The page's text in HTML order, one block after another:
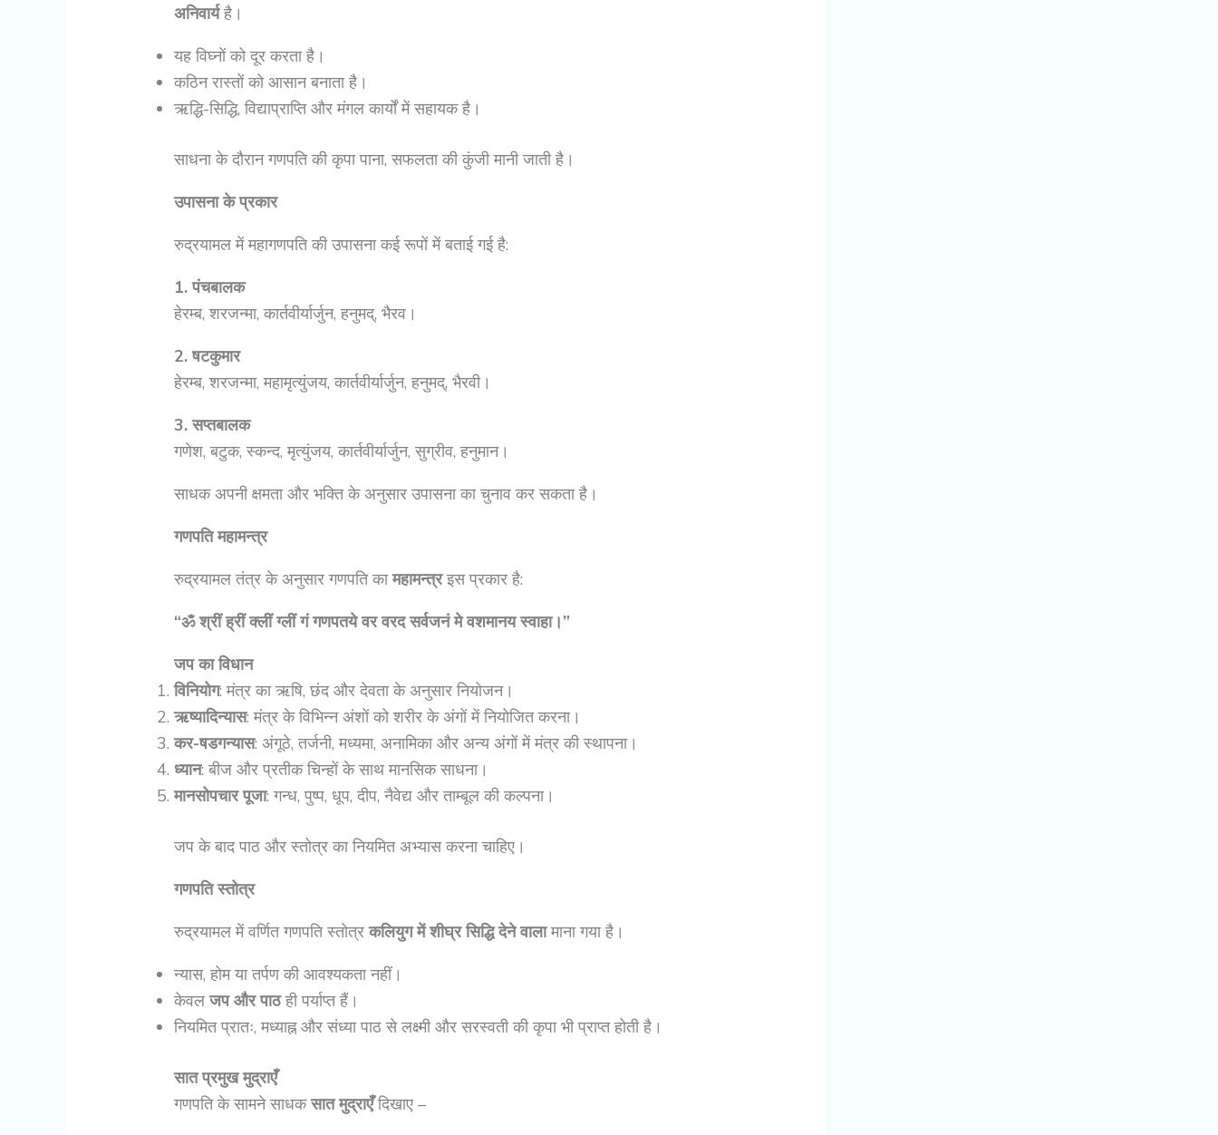
अनिवार्यहै।
यह विघ्नों को दूर करता है।
कठिन रास्तों को आसान बनाता है।
ऋद्धि-सिद्धि, विद्याप्राप्ति और मंगल कार्यों में सहायक है।
साधना के दौरान गणपति की कृपा पाना, सफलता की कुंजी मानी जाती है।
उपासना के प्रकार
रुद्रयामल में महागणपति की उपासना कई रूपों में बताई गई है:
1. पंचबालक
हेरम्ब, शरजन्मा, कार्तवीर्यार्जुन, हनुमद्, भैरव।
2. षटकुमार
हेरम्ब, शरजन्मा, महामृत्युंजय, कार्तवीर्यार्जुन, हनुमद्, भैरवी।
3. सप्तबालक
गणेश, बटुक, स्कन्द, मृत्युंजय, कार्तवीर्यार्जुन, सुग्रीव, हनुमान।
साधक अपनी क्षमता और भक्ति के अनुसार उपासना का चुनाव कर सकता है।
गणपति महामन्त्र
रुद्रयामल तंत्र के अनुसार गणपति कामहामन्त्रइस प्रकार है:
“ॐ श्रीं ह्रीं क्लीं ग्लीं गं गणपतये वर वरद सर्वजनं मे वशमानय स्वाहा।”
जप का विधान
विनियोग: मंत्र का ऋषि, छंद और देवता के अनुसार नियोजन।
ऋष्यादिन्यास: मंत्र के विभिन्न अंशों को शरीर के अंगों में नियोजित करना।
कर-षडगन्यास: अंगूठे, तर्जनी, मध्यमा, अनामिका और अन्य अंगों में मंत्र की स्थापना।
ध्यान: बीज और प्रतीक चिन्हों के साथ मानसिक साधना।
मानसोपचार पूजा: गन्ध, पुष्प, धूप, दीप, नैवेद्य और ताम्बूल की कल्पना।
जप के बाद पाठ और स्तोत्र का नियमित अभ्यास करना चाहिए।
गणपति स्तोत्र
रुद्रयामल में वर्णित गणपति स्तोत्रकलियुग में शीघ्र सिद्धि देने वालामाना गया है।
न्यास, होम या तर्पण की आवश्यकता नहीं।
केवलजप और पाठही पर्याप्त हैं।
नियमित प्रातः, मध्याह्न और संध्या पाठ से लक्ष्मी और सरस्वती की कृपा भी प्राप्त होती है।
सात प्रमुख मुद्राएँ
गणपति के सामने साधकसात मुद्राएँदिखाए –